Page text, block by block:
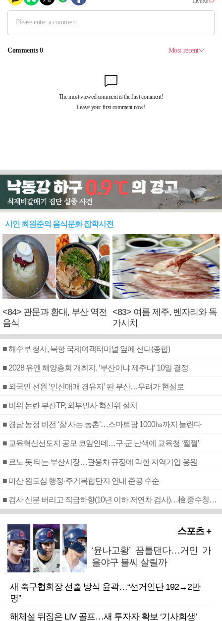
시인 최원준의 음식문화 잡학사전
<84> 관문과 환대, 부산 역전
음식
<83> 여름 제주, 벤자리와 독
가시치
■ 해수부 청사, 북항 국제여객터미널 옆에 선다(종합)
■ 2028 유엔 해양총회 개최지, ‘부산이냐 제주냐’ 10일 결정
■ 외국인 선원 ‘인신매매 경유지’ 된 부산…우려가 현실로
■ 비위 논란 부산TP, 외부인사 혁신위 설치
■ 경남 농정 비전 ‘잘 사는 농촌’…스마트팜 1000㏊까지 늘린다
■ 교육혁신선도지 공모 코앞인데…구·군 난색에 교육청 ‘쩔쩔’
■ 르노 못 타는 부산시장…관용차 규정에 막힌 지역기업 응원
■ 마산 원도심 행정·주거복합단지 연내 준공 수순
■ 검사 신분 버리고 직급하향(10년 이하 저연차 검사)…檢 중수청행 기피
스포츠 +
‘윤나고황’ 꿈틀댄다…거인 가
을야구 불씨 살릴까
새 축구협회장 선출 방식 윤곽…“선거인단 192→2만
명”
해체설 뒤집은 LIV 골프…새 투자자 확보 ‘기사회생’